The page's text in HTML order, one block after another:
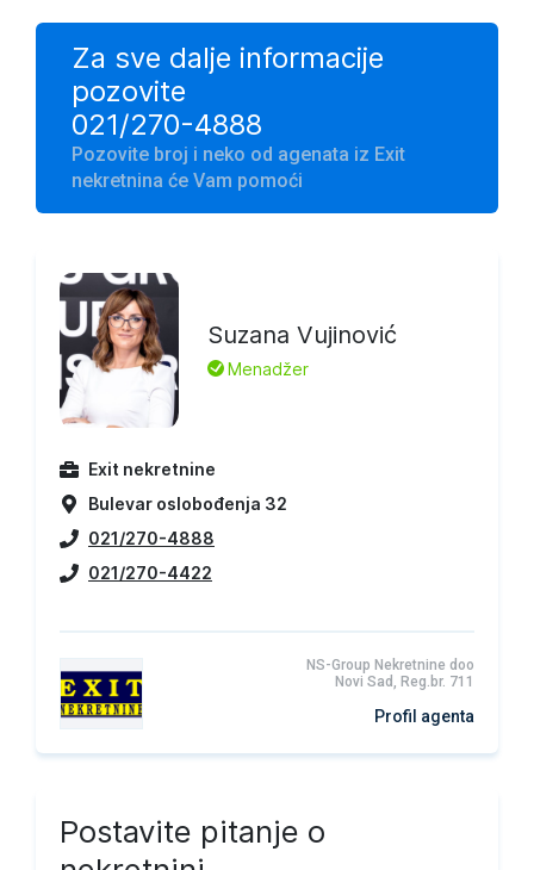
Za sve dalje informacije
pozovite
021/270-4888
Pozovite broj i neko od agenata iz Exit
nekretnina će Vam pomoći
Suzana Vujinović
L Menadžer
Exit nekretnine
Bulevar oslobođenja 32
021/270-4888
021/270-4422
NS-Group Nekretnine doo
Novi Sad, Reg.br. 711
Profil agenta
Postavite pitanje o